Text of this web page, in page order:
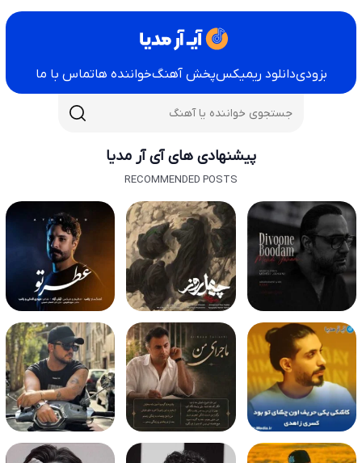
بزودیدانلود ریمیکسپخش آهنگخواننده هاتماس با ما
پیشنهادی های آی آر مدیا
RECOMMENDED POSTS